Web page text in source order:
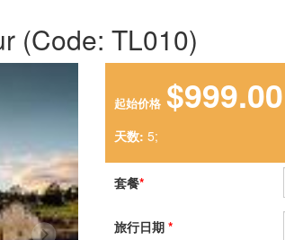
(Code: TL010)
起始价格 $999.00
天数: 5;
套餐*
旅行日期 *